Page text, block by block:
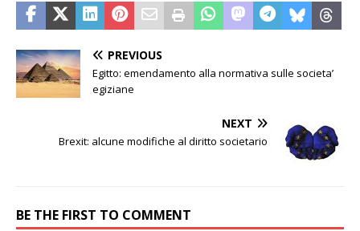
PREVIOUS
Egitto: emendamento alla normativa sulle societa’
egiziane
NEXT
Brexit: alcune modifiche al diritto societario
BE THE FIRST TO COMMENT